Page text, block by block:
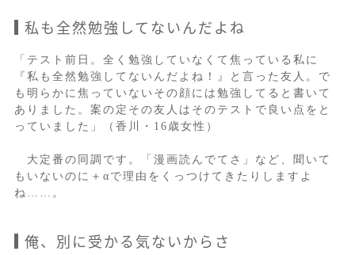
私も全然勉強してないんだよね
「テスト前日。全く勉強していなくて焦っている私に
『私も全然勉強してないんだよね！』と言った友人。で
も明らかに焦っていないその顔には勉強してると書いて
ありました。案の定その友人はそのテストで良い点をと
っていました」（香川・16歳女性）
大定番の同調です。「漫画読んでてさ」など、聞いて
もいないのに＋αで理由をくっつけてきたりしますよ
ね……。
俺、別に受かる気ないからさ